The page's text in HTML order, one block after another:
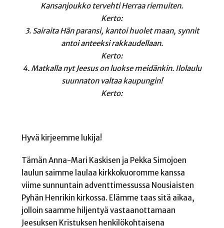
Kansanjoukko tervehti Herraa riemuiten.
Kerto:
3. Sairaita Hän paransi, kantoi huolet maan, synnit
antoi anteeksi rakkaudellaan.
Kerto:
4. Matkalla nyt Jeesus on luokse meidänkin. Ilolaulu
suunnaton valtaa kaupungin!
Kerto:
Hyvä kirjeemme lukija!
Tämän Anna-Mari Kaskisen ja Pekka Simojoen
laulun saimme laulaa kirkkokuoromme kanssa
viime sunnuntain adventtimessussa Nousiaisten
Pyhän Henrikin kirkossa. Elämme taas sitä aikaa,
jolloin saamme hiljentyä vastaanottamaan
Jeesuksen Kristuksen henkilökohtaisena